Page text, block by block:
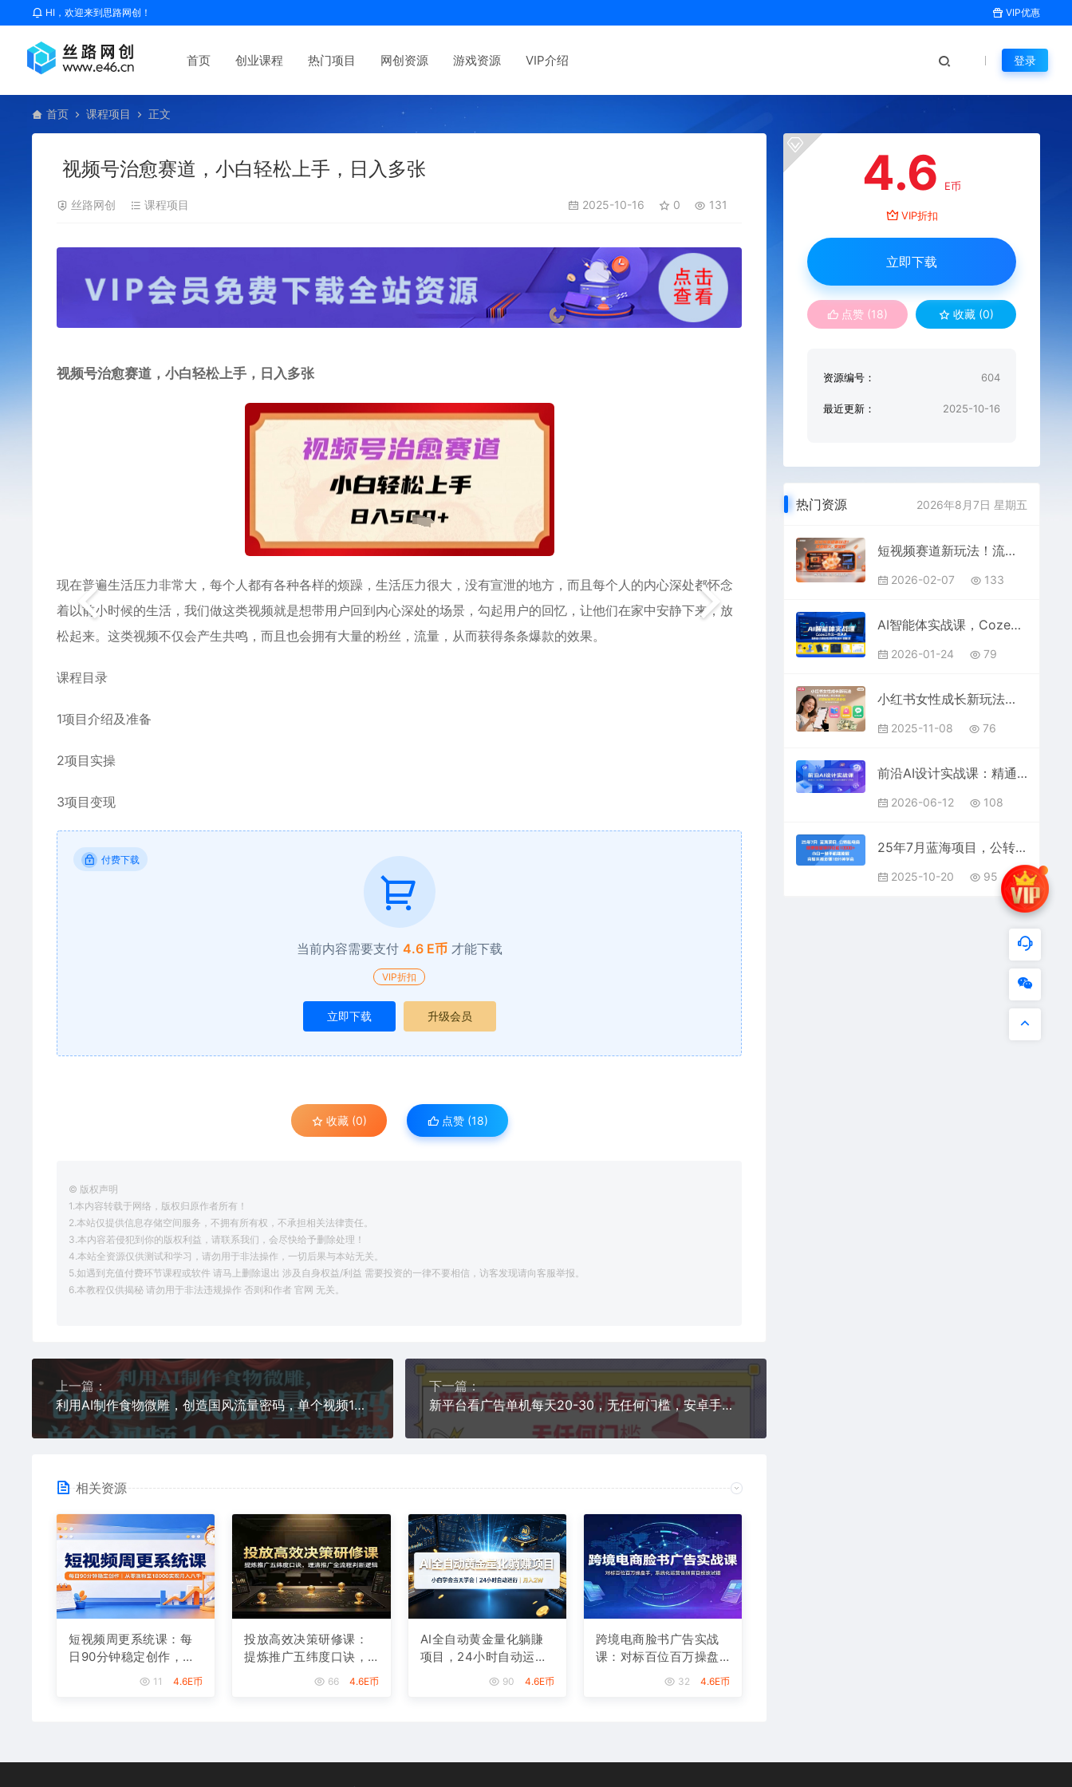
HI，欢迎来到思路网创！ VIP优惠
首页 创业课程 热门项目 网创资源 游戏资源 VIP介绍 登录
首页 课程项目 正文
视频号治愈赛道，小白轻松上手，日入多张
丝路网创 课程项目 2025-10-16 0 131
视频号治愈赛道，小白轻松上手，日入多张
现在普遍生活压力非常大，每个人都有各种各样的烦躁，生活压力很大，没有宣泄的地方，而且每个人的内心深处都怀念
着以前小时候的生活，我们做这类视频就是想带用户回到内心深处的场景，勾起用户的回忆，让他们在家中安静下来，放
松起来。这类视频不仅会产生共鸣，而且也会拥有大量的粉丝，流量，从而获得条条爆款的效果。
课程目录
1项目介绍及准备
2项目实操
3项目变现
付费下载
当前内容需要支付 4.6 E币 才能下载
VIP折扣
立即下载 升级会员
收藏 (0) 点赞 (18)
© 版权声明
1.本内容转载于网络，版权归原作者所有！
2.本站仅提供信息存储空间服务，不拥有所有权，不承担相关法律责任。
3.本内容若侵犯到你的版权利益，请联系我们，会尽快给予删除处理！
4.本站全资源仅供测试和学习，请勿用于非法操作，一切后果与本站无关。
5.如遇到充值付费环节课程或软件 请马上删除退出 涉及自身权益/利益 需要投资的一律不要相信，访客发现请向客服举报。
6.本教程仅供揭秘 请勿用于非法违规操作 否则和作者 官网 无关。
上一篇：
利用AI制作食物微雕，创造国风流量密码，单个视频10w+点赞
下一篇：
新平台看广告单机每天20-30，无任何门槛，安卓手机即可，小白也能轻松上手
相关资源
短视频周更系统课：每
日90分钟稳定创作，从
零涨粉至18000实现月
11 4.6E币
投放高效决策研修课：
提炼推广五纬度口诀，
理清推广全流程判断逻
66 4.6E币
AI全自动黄金量化躺賺
项目，24小时自动运
行，月入2W！ 90 4.6E币
跨境电商脸书广告实战
课：对标百位百万操盘
手，系统化运营告别盲
32 4.6E币
4.6 E币
VIP折扣
立即下载
点赞 (18) 收藏 (0)
资源编号： 604
最近更新： 2025-10-16
热门资源 2026年8月7日 星期五
短视频赛道新玩法！流量超火，变现强，有人实测，当天变现6张
2026-02-07 133
AI智能体实战课，Coze工作流一周速通，0基础也能轻松制作专属AI智能体
2026-01-24 79
小红书女性成长新玩法，多种变现点，单日收益5张+，好复制有手机就能做
2025-11-08 76
前沿AI设计实战课：精通SD、MJ与PS协同用法，掌握高效AI辅助设计方法
2026-06-12 108
25年7月蓝海项目，公转私电商，随便做做单月轻松1w，小白一部手机就能做，完整实操步骤10分钟学会
2025-10-20 95